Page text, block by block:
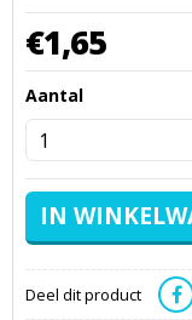
€1,65
Aantal
Deel dit product